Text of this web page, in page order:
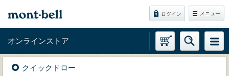
ログイン メニュー
オンラインストア
クイックドロー